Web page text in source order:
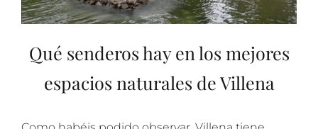
Qué senderos hay en los mejores
espacios naturales de Villena